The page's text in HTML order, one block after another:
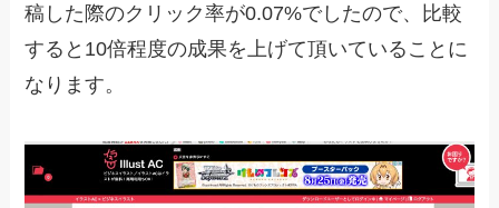
稿した際のクリック率が0.07%でしたので、比較
すると10倍程度の成果を上げて頂いていることに
なります。